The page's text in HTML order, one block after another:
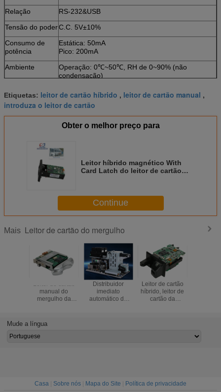
Relação
RS-232&USB
Tensão do poderC.C. 5V±10%
Consumo de
potência
Estática: 50mA
Pico: 200mA
Ambiente
Operação: 0℃~50℃, RH de 0~90% (não
condensação)
condensação)
Peso
Sobre 200g
Etiquetas: leitor de cartão híbrido , leitor de cartão manual ,
introduza o leitor de cartão
Obter o melhor preço para
Leitor híbrido magnético With
Card Latch do leitor de cartão
Continue
Mais Leitor de cartão do mergulho
Leitor de cartão
manual do
mergulho da
Distribuidor
imediato
automático do
Leitor de cartão
híbrido, leitor de
cartão da
Mude a língua
Casa Sobre nós Mapa do Site Política de privacidade